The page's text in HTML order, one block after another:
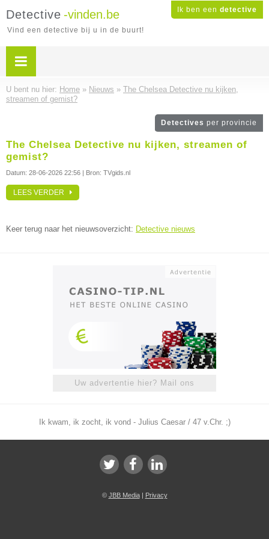
Ik ben een detective
Detective -vinden.be
Vind een detective bij u in de buurt!
U bent nu hier: Home » Nieuws » The Chelsea Detective nu kijken,
streamen of gemist?
Detectives per provincie
The Chelsea Detective nu kijken, streamen of
gemist?
Datum: 28-06-2026 22:56 | Bron: TVgids.nl
LEES VERDER
Keer terug naar het nieuwsoverzicht: Detective nieuws
Uw advertentie hier? Mail ons
Ik kwam, ik zocht, ik vond - Julius Caesar / 47 v.Chr. ;)
© JBB Media| Privacy